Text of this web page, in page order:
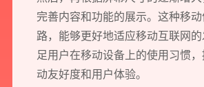
完善内容和功能的展示。这种移
路，能够更好地适应移动互联网
足用户在移动设备上的使用习惯
动友好度和用户体验。